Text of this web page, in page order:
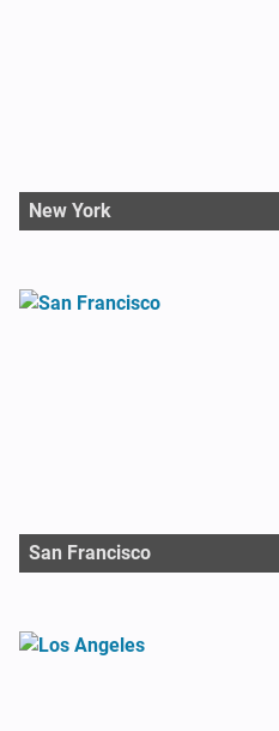
New York
San Francisco